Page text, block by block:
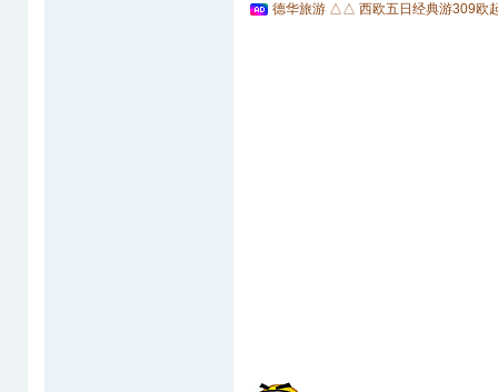
德华旅游 △△ 西欧五日经典游309欧